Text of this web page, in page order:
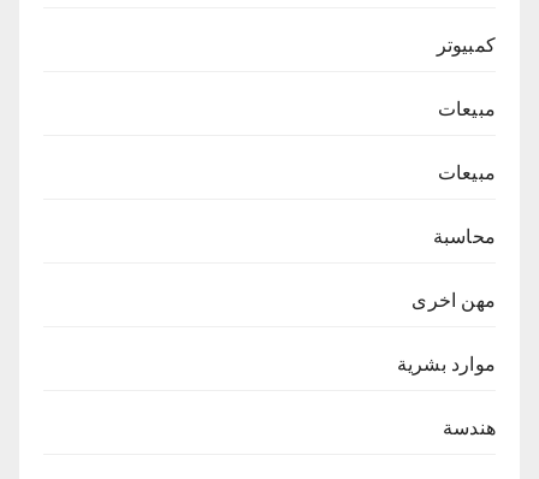
كمبيوتر
مبيعات
مبيعات
محاسبة
مهن اخرى
موارد بشرية
هندسة